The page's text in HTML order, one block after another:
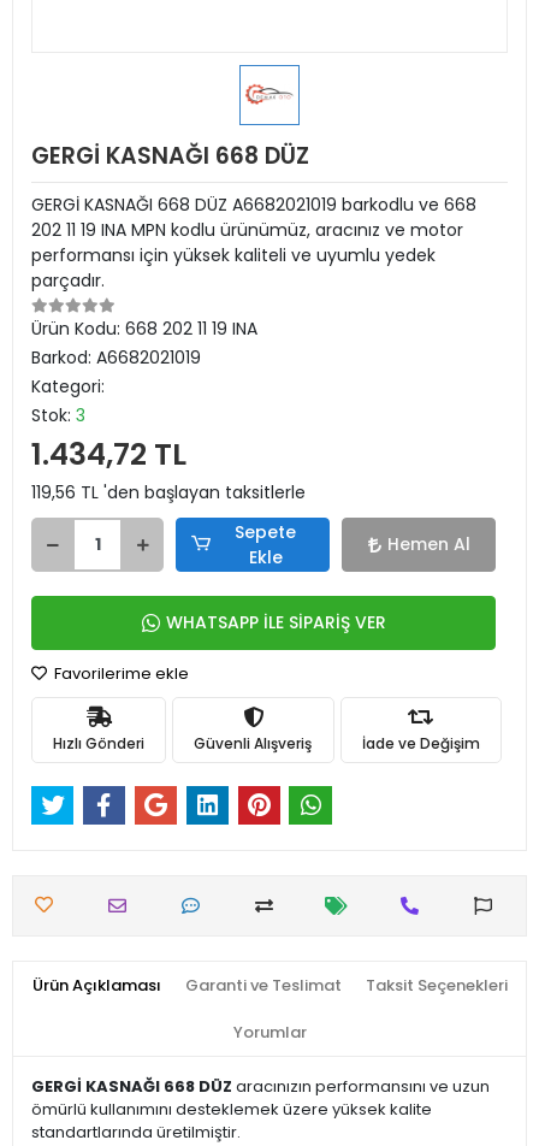
GERGİ KASNAĞI 668 DÜZ
GERGİ KASNAĞI 668 DÜZ A6682021019 barkodlu ve 668
202 11 19 INA MPN kodlu ürünümüz, aracınız ve motor
performansı için yüksek kaliteli ve uyumlu yedek
parçadır.
Ürün Kodu: 668 202 11 19 INA
Barkod: A6682021019
Kategori:
Stok: 3
1.434,72 TL
119,56 TL 'den başlayan taksitlerle
Sepete
Ekle
Hemen Al
WHATSAPP İLE SİPARİŞ VER
Favorilerime ekle
Hızlı Gönderi Güvenli Alışveriş İade ve Değişim
Ürün Açıklaması Garanti ve Teslimat Taksit Seçenekleri
Yorumlar
GERGİ KASNAĞI 668 DÜZ aracınızın performansını ve uzun
ömürlü kullanımını desteklemek üzere yüksek kalite
standartlarında üretilmiştir.